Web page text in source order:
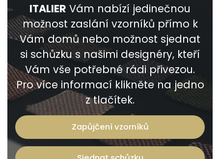
ITALIER Vám nabízí jedinečnou
možnost zaslání vzorníků přímo k
Vám domů nebo možnost sjednat
si schůzku s našimi designéry, kteří
Vám vše potřebné rádi přivezou.
Pro více informací klikněte na jedno
z tlačítek.
Zapůjčení vzorníků